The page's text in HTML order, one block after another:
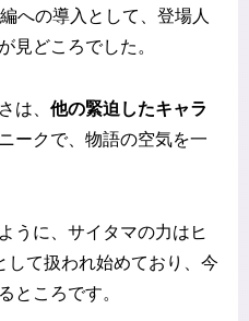
への導入として、登場人
見どころでした。
は、 他の緊迫したキャラ
ークで、物語の空気を一
うに、サイタマの力はヒ
して扱われ始めており、今
ところです。